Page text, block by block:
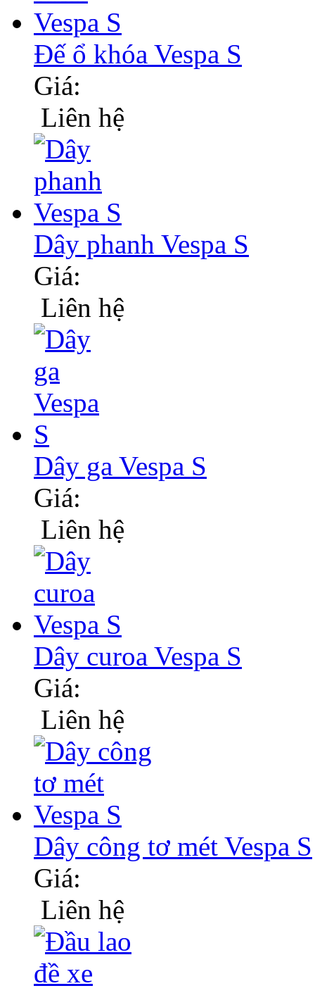
Đế ổ khóa Vespa S
Giá:
Liên hệ
Dây phanh Vespa S
Giá:
Liên hệ
Dây ga Vespa S
Giá:
Liên hệ
Dây curoa Vespa S
Giá:
Liên hệ
Dây công tơ mét Vespa S
Giá:
Liên hệ